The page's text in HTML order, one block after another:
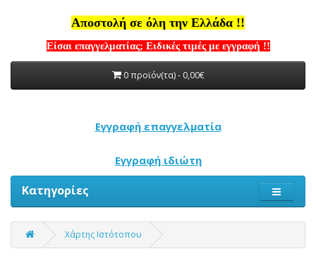
Αποστολή σε όλη την Ελλάδα !!
Είσαι επαγγελματίας; Ειδικές τιμές με εγγραφή !!
0 προϊόν(τα) - 0,00€
Εγγραφή επαγγελματία
Εγγραφή ιδιώτη
Κατηγορίες
Χάρτης Ιστότοπου